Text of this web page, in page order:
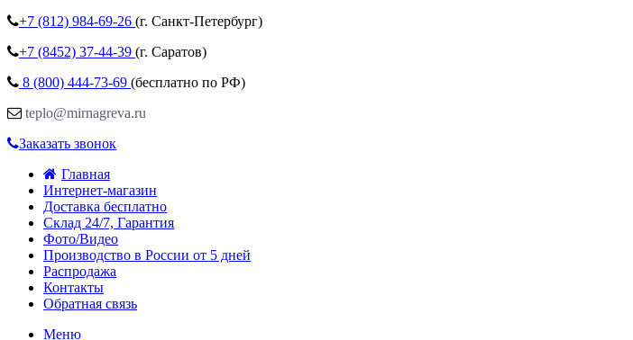
+7 (812) 984-69-26 (г. Санкт-Петербург)
+7 (8452) 37-44-39 (г. Саратов)
8 (800) 444-73-69 (бесплатно по РФ)
teplo@mirnagreva.ru
Заказать звонок
Главная
Интернет-магазин
Доставка бесплатно
Склад 24/7, Гарантия
Фото/Видео
Производство в России от 5 дней
Распродажа
Контакты
Обратная связь
Меню